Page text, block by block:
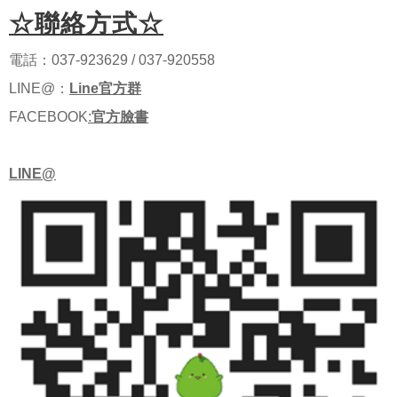
☆聯絡方式☆
電話：037-923629 / 037-920558
LINE@： Line官方群
FACEBOOK:官方臉書
LINE@